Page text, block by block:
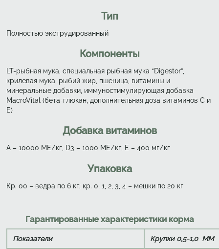
Тип
Полностью экструдированный
Компоненты
LT-рыбная мука, специальная рыбная мука “Digestor”,
крилевая мука, рыбий жир, пшеница, витамины и
минеральные добавки, иммуностимулирующая добавка
MacroVital (бета-глюкан, дополнительная доза витаминов С и
Е)
Добавка витаминов
А – 10000 МЕ/кг, D3 – 1000 ME/кг; Е – 400 мг/кг
Упаковка
Кр. 00 – ведра по 6 кг; кр. 0, 1, 2, 3, 4 – мешки по 20 кг
Гарантированные характеристики корма
Показатели Крупки 0,5-1,0 ММ